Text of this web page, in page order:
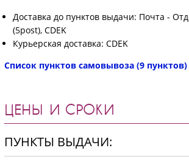
Доставка до пунктов выдачи: Почта -
(5post), CDEK
Курьерская доставка: CDEK
Список пунктов самовывоза (9 пунктов)
ЦЕНЫ И СРОКИ
ПУНКТЫ ВЫДАЧИ: